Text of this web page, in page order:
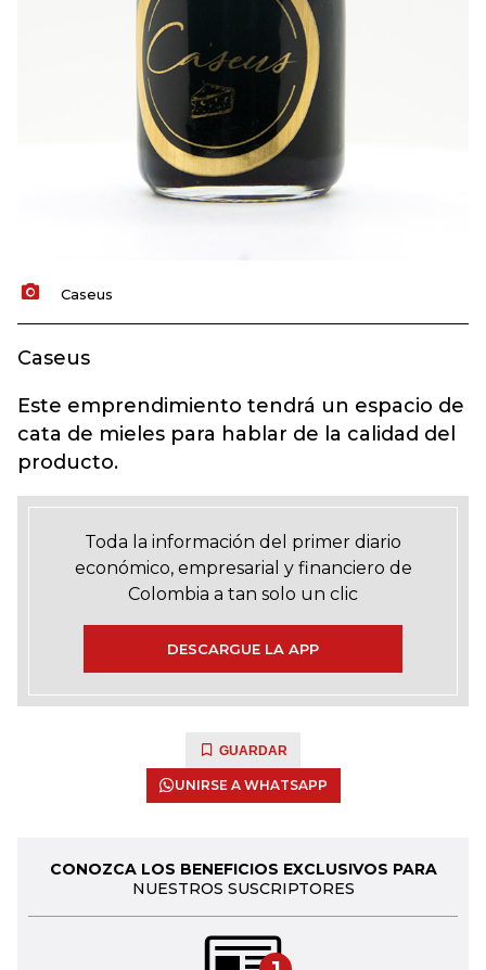
Caseus
Caseus
Este emprendimiento tendrá un espacio de
cata de mieles para hablar de la calidad del
producto.
Toda la información del primer diario
económico, empresarial y financiero de
Colombia a tan solo un clic
DESCARGUE LA APP
GUARDAR
UNIRSE A WHATSAPP
CONOZCA LOS BENEFICIOS EXCLUSIVOS PARA
NUESTROS SUSCRIPTORES